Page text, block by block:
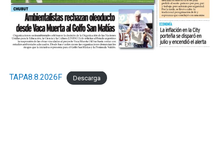
TAPA8.8.2026F Descarga